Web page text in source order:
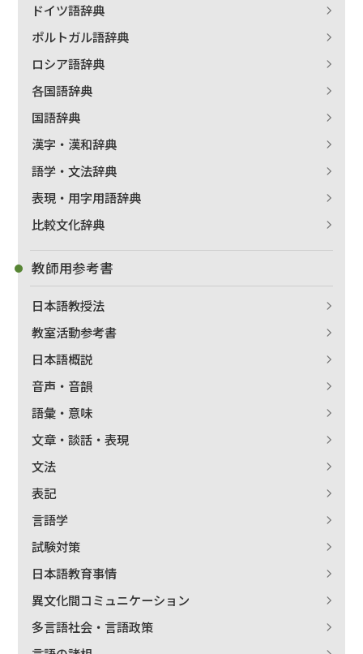
ドイツ語辞典
ポルトガル語辞典
ロシア語辞典
各国語辞典
国語辞典
漢字・漢和辞典
語学・文法辞典
表現・用字用語辞典
比較文化辞典
教師用参考書
日本語教授法
教室活動参考書
日本語概説
音声・音韻
語彙・意味
文章・談話・表現
文法
表記
言語学
試験対策
日本語教育事情
異文化間コミュニケーション
多言語社会・言語政策